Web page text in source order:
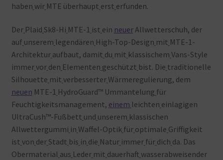
haben wir MTE überhaupt erst erfunden.
Der Plaid Sk8-Hi MTE-1 ist ein neuerAllwetterschuh, der
auf unserem legendären High-Top-Design mit MTE-1-
Architektur aufbaut, damit du mit klassischem Vans-Style
immervor den Elementen geschützt bist. Die traditionelle
Silhouette mit verbesserter Wärmeregulierung, dem
neuen MTE-1 HydroGuard™ Ummantelung für
Feuchtigkeitsmanagement, einem leichten einlagigen
UltraCush™-Fußbett und unserem klassischen
Allwettergummi in Waffel-Optik für optimale Griffigkeit
ist von der Stadt bis in die Natur immer für dich da. Das
Obermaterial aus Leder mit dauerhaft wasserabweisender